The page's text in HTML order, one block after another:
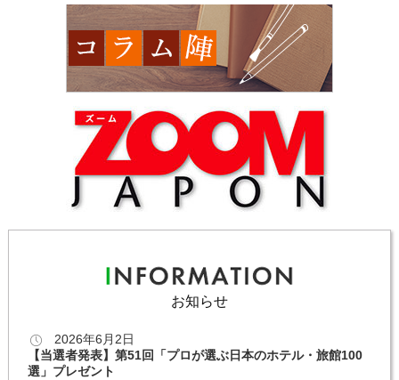
お知らせ
2026年6月2日
【当選者発表】第51回「プロが選ぶ日本のホテル・旅館100
選」プレゼント